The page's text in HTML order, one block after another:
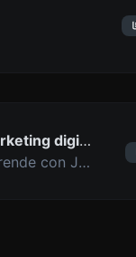
Emprende con Juanmy | Marketing digital para negocios
Impulsa tu negocio con Emprende con Juanmy: página web, automatización de WhatsApp, publicidad digital y herramientas para conseguir más clientes.